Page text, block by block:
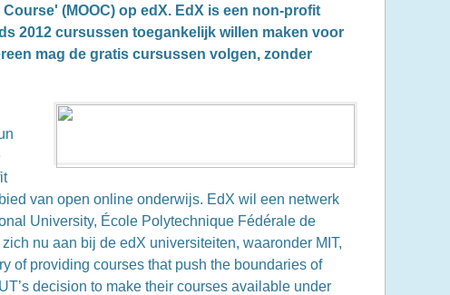
(MOOC) op edX. EdX is een non-profit
2012 cursussen toegankelijk willen maken voor
mag de gratis cursussen volgen, zonder
van open online onderwijs. EdX wil een netwerk
University, École Polytechnique Fédérale de
nu aan bij de edX universiteiten, waaronder MIT,
of providing courses that push the boundaries of
decision to make their courses available under